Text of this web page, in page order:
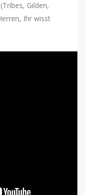
Gilden,
Ihr wisst